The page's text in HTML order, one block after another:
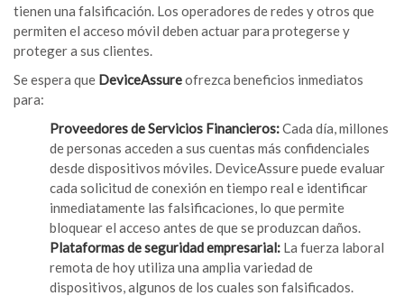
tienen una falsificación. Los operadores de redes y otros que
permiten el acceso móvil deben actuar para protegerse y
proteger a sus clientes.
Se espera que DeviceAssureofrezca beneficios inmediatos
para:
Proveedores de Servicios Financieros:Cada día, millones
de personas acceden a sus cuentas más confidenciales
desde dispositivos móviles. DeviceAssure puede evaluar
cada solicitud de conexión en tiempo real e identificar
inmediatamente las falsificaciones, lo que permite
bloquear el acceso antes de que se produzcan daños.
Plataformas de seguridad empresarial: La fuerza laboral
remota de hoy utiliza una amplia variedad de
dispositivos, algunos de los cuales son falsificados.